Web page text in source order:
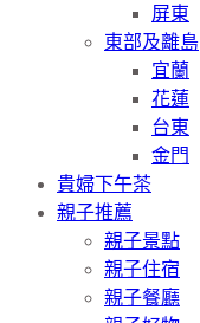
屏東
東部及離島
宜蘭
花蓮
台東
金門
貴婦下午茶
親子推薦
親子景點
親子住宿
親子餐廳